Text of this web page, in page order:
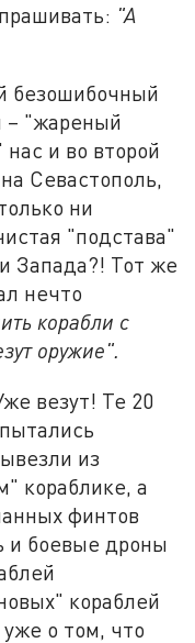
"А
безошибочный
– "жареный
и во второй
Севастополь,
ни
"подстава"
Запада?! Тот же
нечто
корабли с
оружие".
везут! Те 20
из
кораблике, а
финтов
и боевые дроны
кораблей
уже о том, что